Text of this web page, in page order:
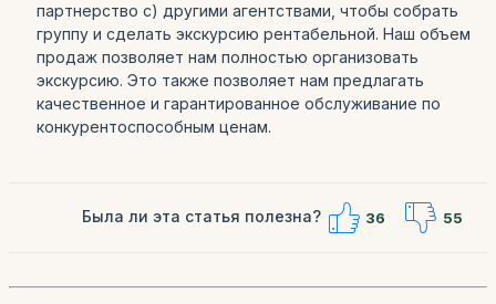
партнерство с) другими агентствами, чтобы собрать
группу и сделать экскурсию рентабельной. Наш объем
продаж позволяет нам полностью организовать
экскурсию. Это также позволяет нам предлагать
качественное и гарантированное обслуживание по
конкурентоспособным ценам.
Была ли эта статья полезна? 36 55